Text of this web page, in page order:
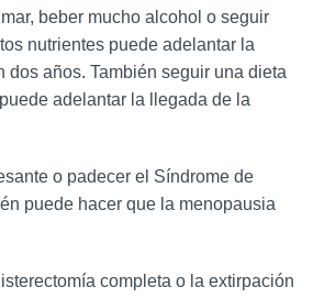
beber mucho alcohol o seguir
nutrientes puede adelantar la
dos años. También seguir una dieta
adelantar la llegada de la
o padecer el Síndrome de
puede hacer que la menopausia
completa o la extirpación